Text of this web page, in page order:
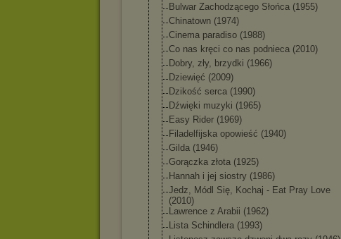
Bulwar Zachodzącego Słońca (1955)
Chinatown (1974)
Cinema paradiso (1988)
Co nas kręci co nas podnieca (2010)
Dobry, zły, brzydki (1966)
Dziewięć (2009)
Dzikość serca (1990)
Dźwięki muzyki (1965)
Easy Rider (1969)
Filadelfijska opowieść (1940)
Gilda (1946)
Gorączka złota (1925)
Hannah i jej siostry (1986)
Jedz, Módl Się, Kochaj - Eat Pray Love
(2010)
Lawrence z Arabii (1962)
Lista Schindlera (1993)